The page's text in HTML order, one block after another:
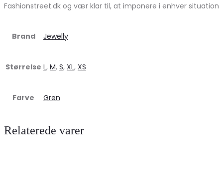
Fashionstreet.dk og vær klar til, at imponere i enhver situation
Brand Jewelly
Størrelse L, M, S, XL, XS
Farve Grøn
Relaterede varer